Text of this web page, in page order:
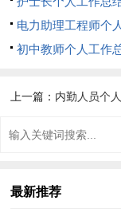
电力助理工程师个
初中教师个人工作
上一篇： 内勤人员个
最新推荐